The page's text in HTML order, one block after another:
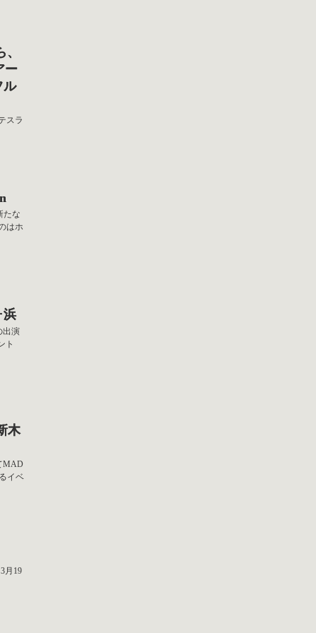
ー
ル
スラ
たな
はホ
浜
出演
ト
木
MAD
イベ
月19